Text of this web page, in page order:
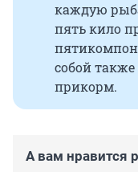
каждую
пять кило
собой
прикорм.
А вам нравится